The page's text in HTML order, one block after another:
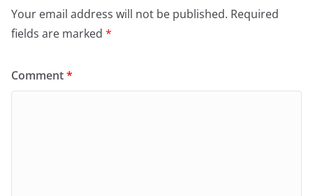
Your email address will not be published. Required
fields are marked *
Comment*